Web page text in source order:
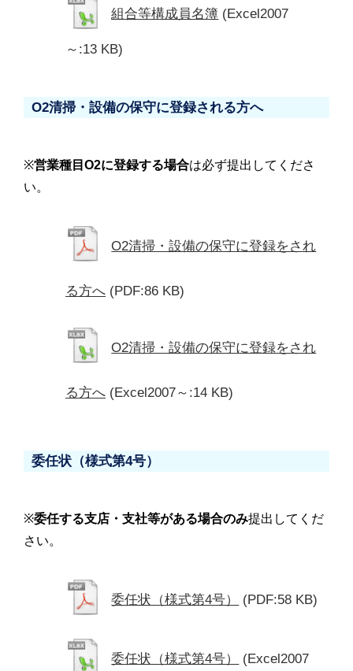
組合等構成員名簿 (Excel2007
～:13 KB)
O2清掃・設備の保守に登録される方へ
※営業種目O2に登録する場合は必ず提出してくださ
い。
O2清掃・設備の保守に登録をされ
る方へ (PDF:86 KB)
O2清掃・設備の保守に登録をされ
る方へ (Excel2007～:14 KB)
委任状（様式第4号）
※委任する支店・支社等がある場合のみ提出してくだ
さい。
委任状（様式第4号） (PDF:58 KB)
委任状（様式第4号） (Excel2007